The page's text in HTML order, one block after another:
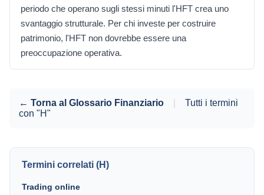
periodo che operano sugli stessi minuti l'HFT crea uno
svantaggio strutturale. Per chi investe per costruire
patrimonio, l'HFT non dovrebbe essere una
preoccupazione operativa.
← Torna al Glossario Finanziario
Tutti i termini
con "H"
Termini correlati (H)
Trading online